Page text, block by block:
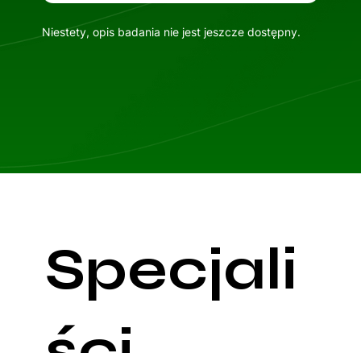
Niestety, opis badania nie jest jeszcze dostępny.
Specjali